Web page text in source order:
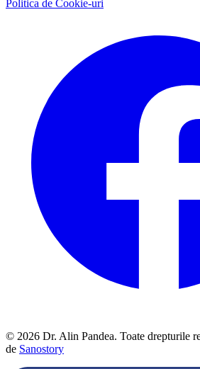
Politica de Cookie-uri
© 2026 Dr. Alin Pandea. Toate drepturile
de Sanostory